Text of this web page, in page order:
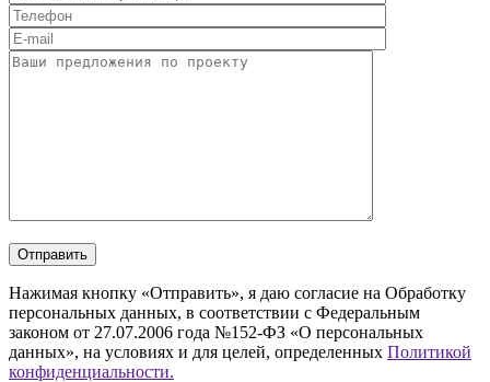
Нажимая кнопку «Отправить», я даю согласие на Обработку
персональных данных, в соответствии с Федеральным
законом от 27.07.2006 года №152-ФЗ «О персональных
данных», на условиях и для целей, определенных Политикой
конфиденциальности.